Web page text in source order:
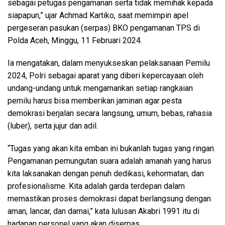
sebagai petugas pengamanan serta tidak memihak kepada
siapapun,” ujar Achmad Kartiko, saat memimpin apel
pergeseran pasukan (serpas) BKO pengamanan TPS di
Polda Aceh, Minggu, 11 Februari 2024.
Ia mengatakan, dalam menyukseskan pelaksanaan Pemilu
2024, Polri sebagai aparat yang diberi kepercayaan oleh
undang-undang untuk mengamankan setiap rangkaian
pemilu harus bisa memberikan jaminan agar pesta
demokrasi berjalan secara langsung, umum, bebas, rahasia
(luber), serta jujur dan adil.
“Tugas yang akan kita emban ini bukanlah tugas yang ringan.
Pengamanan pemungutan suara adalah amanah yang harus
kita laksanakan dengan penuh dedikasi, kehormatan, dan
profesionalisme. Kita adalah garda terdepan dalam
memastikan proses demokrasi dapat berlangsung dengan
aman, lancar, dan damai,” kata lulusan Akabri 1991 itu di